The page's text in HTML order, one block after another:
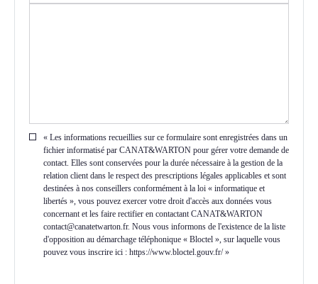
« Les informations recueillies sur ce formulaire sont enregistrées dans un
fichier informatisé par CANAT&WARTON pour gérer votre demande de
contact. Elles sont conservées pour la durée nécessaire à la gestion de la
relation client dans le respect des prescriptions légales applicables et sont
destinées à nos conseillers conformément à la loi « informatique et
libertés », vous pouvez exercer votre droit d'accès aux données vous
concernant et les faire rectifier en contactant CANAT&WARTON
contact@canatetwarton.fr. Nous vous informons de l'existence de la liste
d'opposition au démarchage téléphonique « Bloctel », sur laquelle vous
pouvez vous inscrire ici : https://www.bloctel.gouv.fr/ »